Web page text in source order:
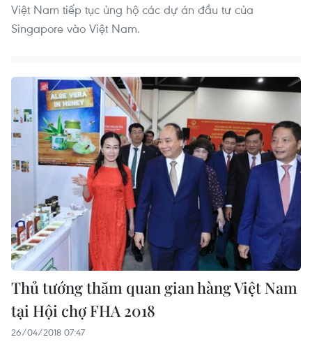
Việt Nam tiếp tục ủng hộ các dự án đầu tư của
Singapore vào Việt Nam.
Thủ tướng thăm quan gian hàng Việt Nam
tại Hội chợ FHA 2018
26/04/2018 07:47